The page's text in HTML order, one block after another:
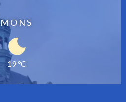
MONS
19 °C